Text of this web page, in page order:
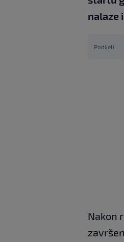
nalaze
Podijeli
Nakon